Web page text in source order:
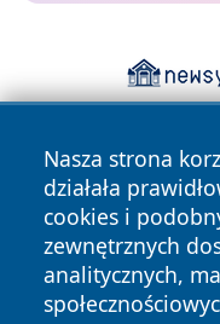
Nasza strona
działała
cookies i
zewnętrznych
analitycznych,
Copyright © 2026
zastrzeżone.